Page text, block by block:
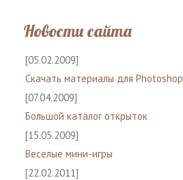
Новости сайта
[05.02.2009]
Скачать материалы для Photoshop
[07.04.2009]
Большой каталог открыток
[15.05.2009]
Веселые мини-игры
[22.02.2011]